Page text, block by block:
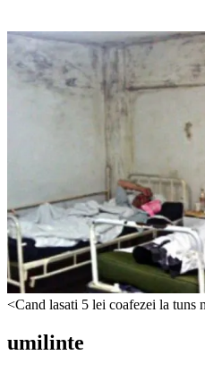
<Cand lasati 5 lei coafezei la tuns
umilinte